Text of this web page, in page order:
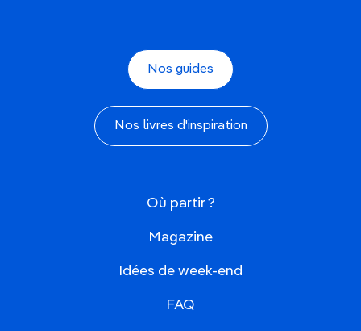
Nos guides
Nos livres d'inspiration
Où partir ?
Magazine
Idées de week-end
FAQ